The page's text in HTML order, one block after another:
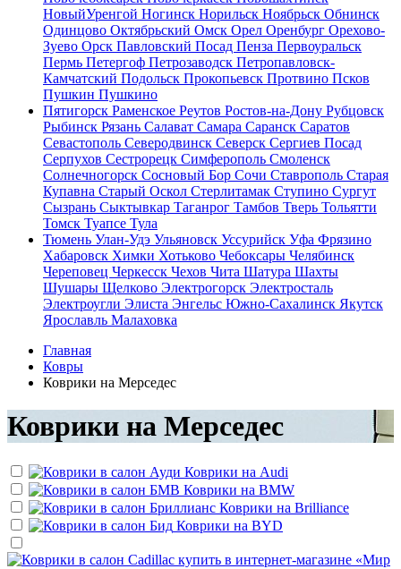
НовыйУренгой Ногинск Норильск Ноябрьск Обнинск
Одинцово Октябрьский Омск Орел Оренбург Орехово-
Зуево Орск Павловский Посад Пенза Первоуральск
Пермь Петергоф Петрозаводск Петропавловск-
Камчатский Подольск Прокопьевск Протвино Псков
Пушкин Пушкино
Пятигорск Раменское Реутов Ростов-на-Дону Рубцовск
Рыбинск Рязань Салават Самара Саранск Саратов
Севастополь Северодвинск Северск Сергиев Посад
Серпухов Сестрорецк Симферополь Смоленск
Солнечногорск Сосновый Бор Сочи Ставрополь Старая
Купавна Старый Оскол Стерлитамак Ступино Сургут
Сызрань Сыктывкар Таганрог Тамбов Тверь Тольятти
Томск Туапсе Тула
Тюмень Улан-Удэ Ульяновск Уссурийск Уфа Фрязино
Хабаровск Химки Хотьково Чебоксары Челябинск
Череповец Черкесск Чехов Чита Шатура Шахты
Шушары Щелково Электрогорск Электросталь
Электроугли Элиста Энгельс Южно-Сахалинск Якутск
Ярославль Малаховка
Главная
Ковры
Коврики на Мерседес
Коврики на Мерседес
Коврики на Audi
Коврики на BMW
Коврики на Brilliance
Коврики на BYD